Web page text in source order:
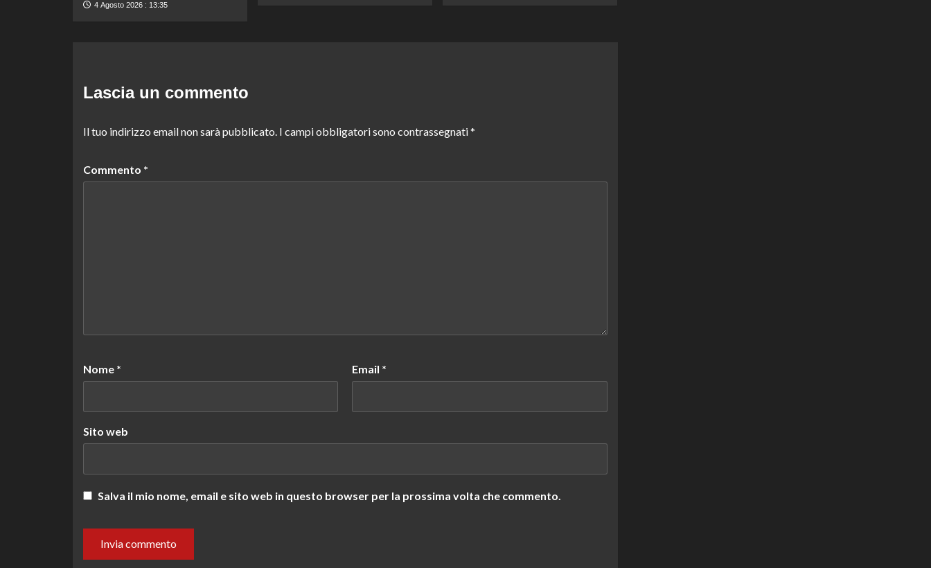
4 Agosto 2026 : 13:35
Lascia un commento
Il tuo indirizzo email non sarà pubblicato. I campi obbligatori sono contrassegnati*
Commento *
Nome * Email *
Sito web
Salva il mio nome, email e sito web in questo browser per la prossima volta che commento.